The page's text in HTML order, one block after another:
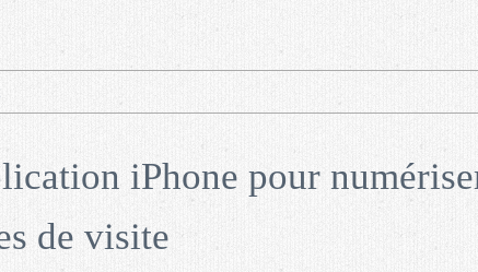
iPhone pour
de visite